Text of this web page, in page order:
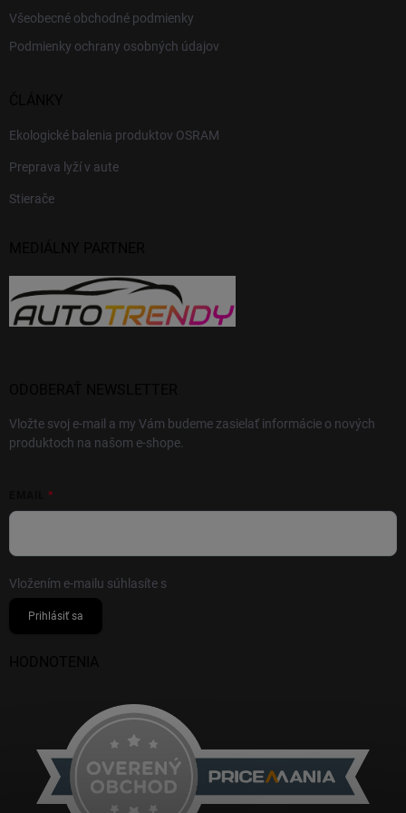
Všeobecné obchodné podmienky
Podmienky ochrany osobných údajov
Ekologické balenia produktov OSRAM
Preprava lyží v aute
Stierače
Vložte svoj e-mail a my Vám budeme zasielať informácie o nových
produktoch na našom e-shope.
Vložením e-mailu súhlasíte s
Prihlásiť sa